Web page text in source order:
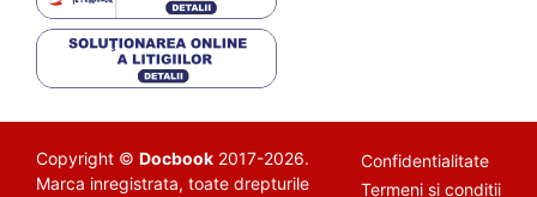
Copyright © Docbook 2017-2026.
Marca inregistrata, toate drepturile
Confidentialitate
Termeni si conditii